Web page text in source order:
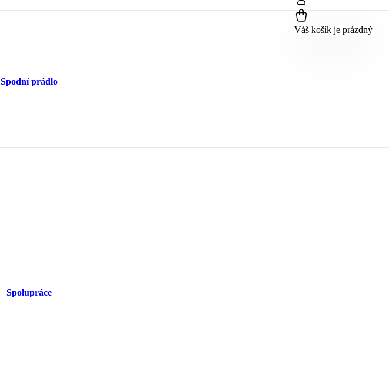
Spodní prádlo
Spolupráce
Váš košík je prázdný